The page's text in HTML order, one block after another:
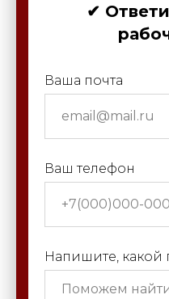
✔
Ваша почта
Ваш телефон
Напишите, какой